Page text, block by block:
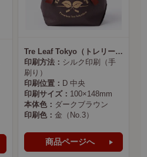
Tre Leaf Tokyo（トレリーフ東京） 様
印刷方法： シルク印刷（手
刷り）
印刷位置： D 中央
印刷サイズ： 100×148mm
本体色： ダークブラウン
印刷色： 金（No.3）
商品ページへ